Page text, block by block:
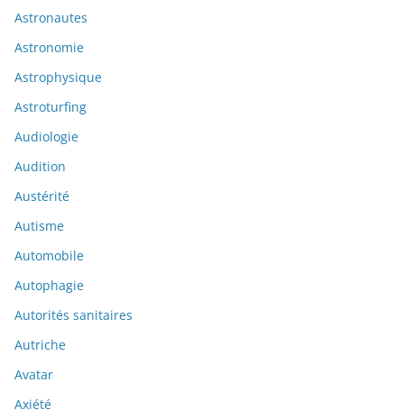
Astronautes
Astronomie
Astrophysique
Astroturfing
Audiologie
Audition
Austérité
Autisme
Automobile
Autophagie
Autorités sanitaires
Autriche
Avatar
Axiété